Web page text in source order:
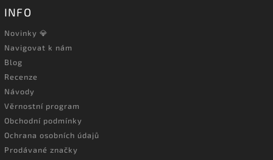
INFO
Novinky 💎
Navigovat k nám
Blog
Recenze
Návody
Věrnostní program
Obchodní podmínky
Ochrana osobních údajů
Prodávané značky